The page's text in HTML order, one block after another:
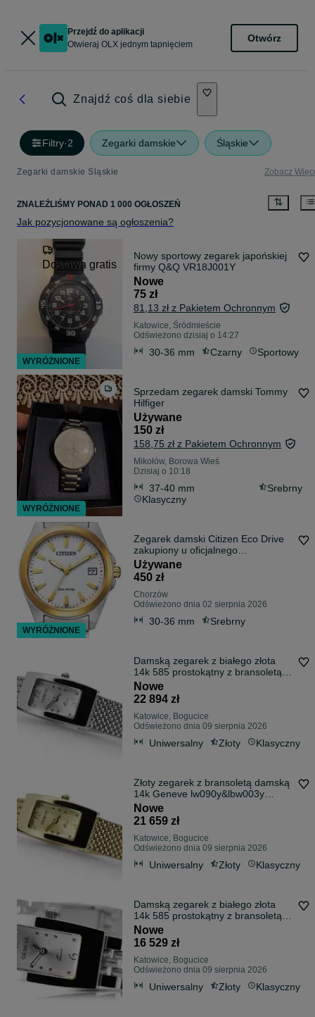
Przejdź do aplikacji
Otwieraj OLX jednym tapnięciem
Otwórz
Znajdź coś dla siebie
Filtry·2 Zegarki damskie Śląskie
Zegarki damskie Śląskie Zobacz
ZNALEŹLIŚMY PONAD 1 000 OGŁOSZEŃ
Jak pozycjonowane są ogłoszenia?
Dostawa gratis
Nowy sportowy zegarek japońskiej
firmy Q&Q VR18J001Y
Nowe
75 zł
81,13 zł z Pakietem Ochronnym
Katowice, Śródmieście
Odświeżono dzisiaj o 14:27
30-36 mm Czarny Sportowy
Sprzedam zegarek damski Tommy
Hilfiger
Używane
150 zł
158,75 zł z Pakietem Ochronnym
Mikołów, Borowa Wieś
Dzisiaj o 10:18
37-40 mm
Srebrny
Klasyczny
Zegarek damski Citizen Eco Drive
zakupiony u oficjalnego
dystrybutora marki
Używane
450 zł
Chorzów
Odświeżono dnia 02 sierpnia 2026
30-36 mm Srebrny
Damską zegarek z białego złota
14k 585 prostokątny z bransoletą
Geneve lw090w&lbw003w Katowice
Śląsk biżuteria
Nowe
22 894 zł
Katowice, Bogucice
Odświeżono dnia 09 sierpnia 2026
Uniwersalny Złoty Klasyczny
Złoty zegarek z bransoletą damską
14k Geneve lw090y&lbw003y
Katowice Śląsk biżuteria
Nowe
21 659 zł
Katowice, Bogucice
Odświeżono dnia 09 sierpnia 2026
Uniwersalny Złoty Klasyczny
Damską zegarek z białego złota
14k 585 prostokątny z bransoletą
Geneve lw090w&lbw008w Katowice
Śląsk biżuteria
Nowe
16 529 zł
Katowice, Bogucice
Odświeżono dnia 09 sierpnia 2026
Uniwersalny Złoty Klasyczny
WYRÓŻNIONE
WYRÓŻNIONE
WYRÓŻNIONE